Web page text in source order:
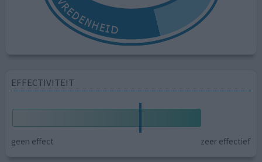
EFFECTIVITEIT
geen effect zeer effectief